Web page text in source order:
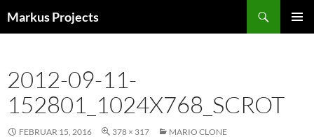
Inhalt
Markus Projects
2012-09-11-
152801_1024X768_SCROT
FEBRUAR 15, 2016 378 × 317 MARIO CLONE